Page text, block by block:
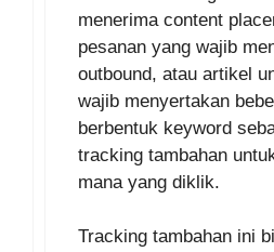
menerima content
pesanan yang wajib
outbound, atau artikel
wajib menyertakan
berbentuk keyword
tracking tambahan
mana yang diklik.
Tracking tambahan ini